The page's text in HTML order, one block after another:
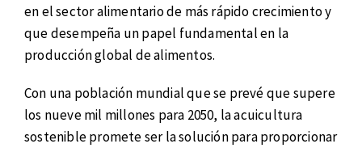
en el sector alimentario de más rápido crecimiento y
que desempeña un papel fundamental en la
producción global de alimentos.
Con una población mundial que se prevé que supere
los nueve mil millones para 2050, la acuicultura
sostenible promete ser la solución para proporcionar